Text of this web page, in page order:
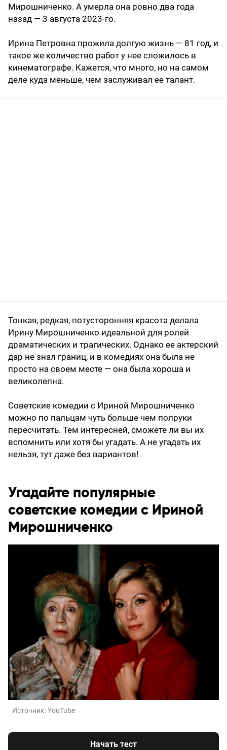
Мирошниченко. А умерла она ровно два года
назад — 3 августа 2023-го.
Ирина Петровна прожила долгую жизнь — 81 год, и
такое же количество работ у нее сложилось в
кинематографе. Кажется, что много, но на самом
деле куда меньше, чем заслуживал ее талант.
Тонкая, редкая, потусторонняя красота делала
Ирину Мирошниченко идеальной для ролей
драматических и трагических. Однако ее актерский
дар не знал границ, и в комедиях она была не
просто на своем месте — она была хороша и
великолепна.
Советские комедии с Ириной Мирошниченко
можно по пальцам чуть больше чем полруки
пересчитать. Тем интересней, сможете ли вы их
вспомнить или хотя бы угадать. А не угадать их
нельзя, тут даже без вариантов!
Угадайте популярные
советские комедии с Ириной
Мирошниченко
Источник:YouTube
Начать тест